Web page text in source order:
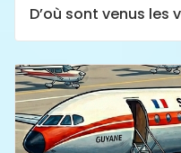
D’où sont venus les